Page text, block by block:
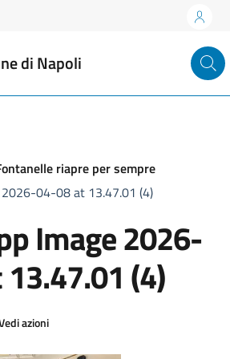
di Napoli
riapre per sempre
04-08 at 13.47.01 (4)
Image 2026-
(4)
azioni